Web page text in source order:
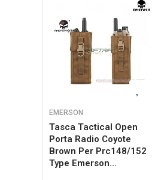
EMERSON
Tasca Tactical Open
Porta Radio Coyote
Brown Per Prc148/152
Type Emerson...